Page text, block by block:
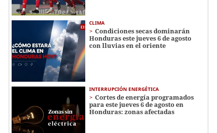
CLIMA
Condiciones secas dominarán
Honduras este jueves 6 de agosto
con lluvias en el oriente
INTERRUPCIÓN ENERGÉTICA
Cortes de energía programados
para este jueves 6 de agosto en
Honduras: zonas afectadas